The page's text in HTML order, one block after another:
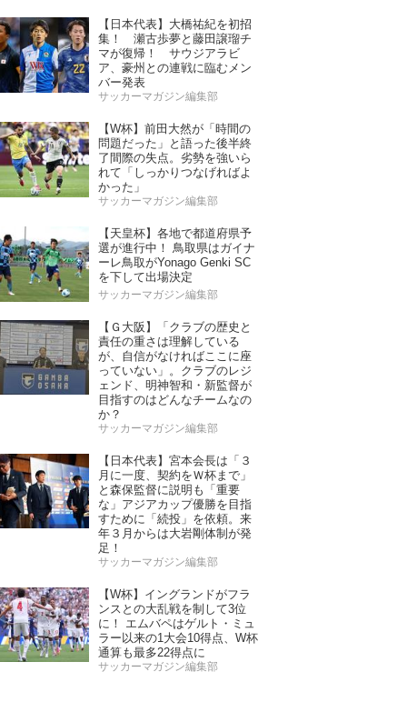
【日本代表】大橋祐紀を初招
集！ 瀬古歩夢と藤田譲瑠チ
マが復帰！ サウジアラビ
ア、豪州との連戦に臨むメン
バー発表
サッカーマガジン編集部
【W杯】前田大然が「時間の
問題だった」と語った後半終
了間際の失点。劣勢を強いら
れて「しっかりつなげればよ
かった」
サッカーマガジン編集部
【天皇杯】各地で都道府県予
選が進行中！ 鳥取県はガイナ
ーレ鳥取がYonago Genki SC
を下して出場決定
サッカーマガジン編集部
【Ｇ大阪】「クラブの歴史と
責任の重さは理解している
が、自信がなければここに座
っていない」。クラブのレジ
ェンド、明神智和・新監督が
目指すのはどんなチームなの
か？
サッカーマガジン編集部
【日本代表】宮本会長は「３
月に一度、契約をＷ杯まで」
と森保監督に説明も「重要
な」アジアカップ優勝を目指
すために「続投」を依頼。来
年３月からは大岩剛体制が発
足！
サッカーマガジン編集部
【W杯】イングランドがフラ
ンスとの大乱戦を制して3位
に！ エムバペはゲルト・ミュ
ラー以来の1大会10得点、W杯
通算も最多22得点に
サッカーマガジン編集部